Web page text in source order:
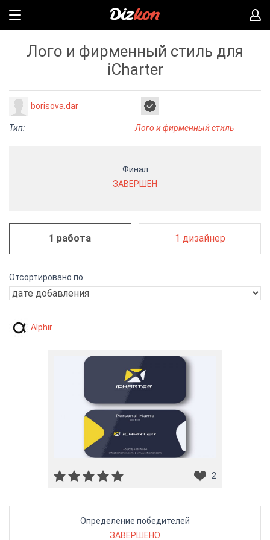
Лого и фирменный стиль для
iCharter
borisova.dar
Тип: Лого и фирменный стиль
Финал
ЗАВЕРШЕН
1 работа 1 дизайнер
Отсортировано по
Alphir
2
Определение победителей
ЗАВЕРШЕНО